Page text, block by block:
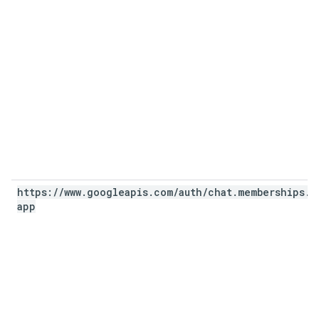
https: //www. googleapis. com/auth/chat. memberships.
app